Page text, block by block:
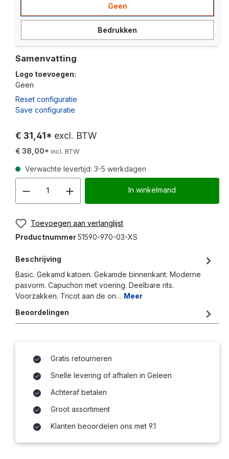
Geen
Bedrukken
Samenvatting
Logo toevoegen:
Geen
Reset configuratie
Save configuratie
€ 31,41* excl. BTW
€ 38,00* incl. BTW
Verwachte levertijd: 3-5 werkdagen
Producthoeveelheid:
In winkelmand
Toevoegen aan verlanglijst
Productnummer51590-970-03-XS
Beschrijving
Basic. Gekamd katoen. Gekamde binnenkant. Moderne
pasvorm. Capuchon met voering. Deelbare rits.
Voorzakken. Tricot aan de on… Meer
Beoordelingen
Gratis retourneren
Snelle levering of afhalen in Geleen
Achteraf betalen
Groot assortiment
Klanten beoordelen ons met 9.1